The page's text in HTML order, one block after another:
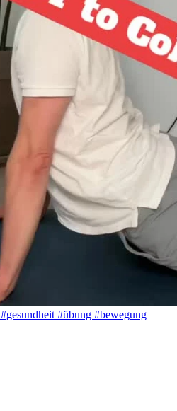
#übung #bewegung